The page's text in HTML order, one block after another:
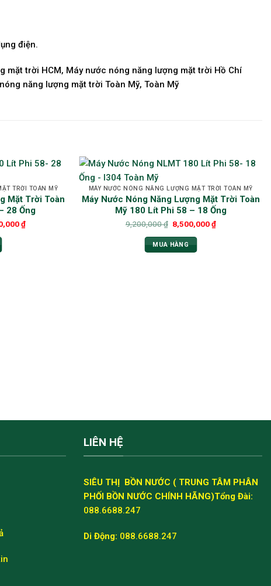
điện.
trời HCM, Máy nước nóng năng lượng mặt trời Hồ Chí
năng lượng mặt trời Toàn Mỹ, Toàn Mỹ
TRỜI TOÀN MỸ
Mặt Trời Toàn
28 Ống
₫
MÁY NƯỚC NÓNG NĂNG LƯỢNG MẶT TRỜI TOÀN MỸ
Máy Nước Nóng Năng Lượng Mặt Trời Toàn
Mỹ 180 Lít Phi 58 – 18 Ống
9,200,000₫ 8,500,000₫
MUA HÀNG
LIÊN HỆ
SIÊU THỊ BỒN NƯỚC ( TRUNG TÂM PHÂN
PHỐI BỒN NƯỚC CHÍNH HÃNG)Tổng Đài:
088.6688.247
Di Động: 088.6688.247